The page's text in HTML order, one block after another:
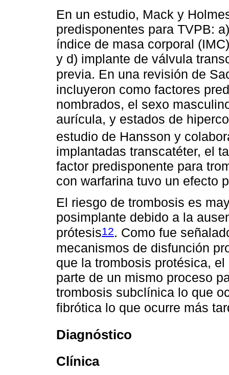
En un estudio, Mack y
predisponentes para TVPB:
índice de masa corporal
y d) implante de válvula
previa. En una revisión de
incluyeron como factores
nombrados, el sexo
aurícula, y estados de
estudio de Hansson y
implantadas transcatéter, el
factor predisponente para
con warfarina tuvo un efecto
El riesgo de trombosis es
posimplante debido a la
prótesis12. Como fue
mecanismos de disfunción
que la trombosis protésica,
parte de un mismo proceso
trombosis subclínica lo que
fibrótica lo que ocurre más
Diagnóstico
Clínica